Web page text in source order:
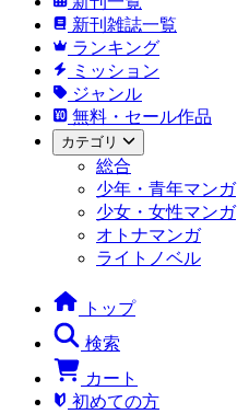
新刊雑誌一覧
ランキング
ミッション
ジャンル
無料・セール作品
カテゴリ
総合
少年・青年マンガ
少女・女性マンガ
オトナマンガ
ライトノベル
トップ
検索
カート
初めての方